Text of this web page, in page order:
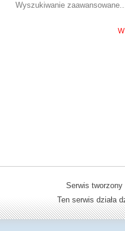
Wyszukiwanie
Serwis tworzony
Ten serwis działa